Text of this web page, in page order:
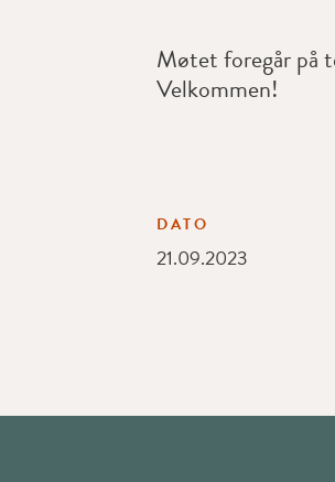
Møtet foregår på
Velkommen!
DATO
21.09.2023